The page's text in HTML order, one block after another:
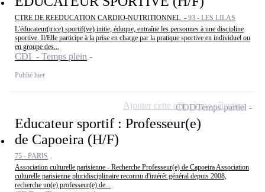
CTRE DE REEDUCATION CARDIO-NUTRITIONNEL - 93 - LES LILAS
L'éducateur(trice) sportif(ve) initie, éduque, entraîne les personnes à une discipline
sportive. Il/Elle participe à la prise en charge par la pratique sportive en individuel ou
en groupe des...
CDI - Temps plein
Publié hier
Educateur sportif : Professeur(e)
de Capoeira (H/F)
75 - PARIS
Association culturelle parisienne - Recherche Professeur(e) de Capoeira Association
culturelle parisienne pluridisciplinaire reconnu d'intérêt général depuis 2008,
recherche un(e) professeur(e) de...
CDDTemps partiel
Ajouter cette offre à ma sélection